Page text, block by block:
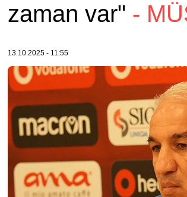
zaman var" -
13.10.2025 - 11:55